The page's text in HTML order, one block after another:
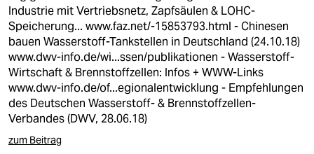
Industrie mit Vertriebsnetz, Zapfsäulen & LOHC-
Speicherung... www.faz.net/-15853793.html - Chinesen
bauen Wasserstoff-Tankstellen in Deutschland (24.10.18)
www.dwv-info.de/wi...ssen/publikationen - Wasserstoff-
Wirtschaft & Brennstoffzellen: Infos + WWW-Links
www.dwv-info.de/of...egionalentwicklung - Empfehlungen
des Deutschen Wasserstoff- & Brennstoffzellen-
Verbandes (DWV, 28.06.18)
zum Beitrag